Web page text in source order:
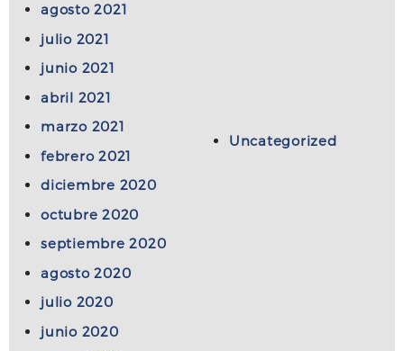
agosto 2021
julio 2021
junio 2021
abril 2021
marzo 2021
febrero 2021
diciembre 2020
octubre 2020
septiembre 2020
agosto 2020
julio 2020
junio 2020
Uncategorized